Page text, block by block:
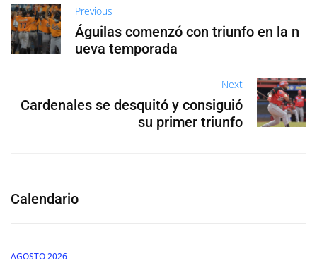
Previous
Águilas comenzó con triunfo en la n
ueva temporada
Next
Cardenales se desquitó y consiguió
su primer triunfo
Calendario
AGOSTO 2026